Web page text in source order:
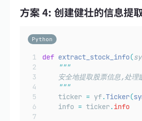
方案 4: 创建健壮的信息提
Python
def extract_stock_info(
"""
安全地提取股票信息,处理
"""
    ticker
= yf.Ticker(
    info
= ticker.info